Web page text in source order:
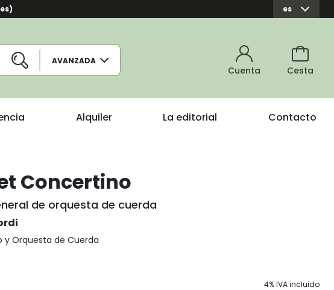
es
AVANZADA
Cuenta Cesta
Alquiler La editorial Contacto
Concertino
de orquesta de cuerda
y Orquesta de Cuerda
4% IVA incluido